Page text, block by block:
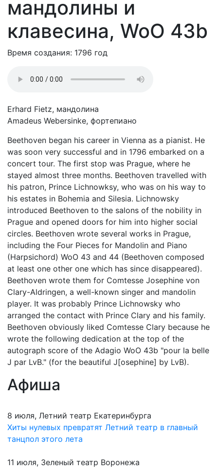
мандолины и
клавесина, WoO 43b
Время создания: 1796 год
Erhard Fietz, мандолина
Amadeus Webersinke, фортепиано
Beethoven began his career in Vienna as a pianist. He
was soon very successful and in 1796 embarked on a
concert tour. The first stop was Prague, where he
stayed almost three months. Beethoven travelled with
his patron, Prince Lichnowksy, who was on his way to
his estates in Bohemia and Silesia. Lichnowsky
introduced Beethoven to the salons of the nobility in
Prague and opened doors for him into higher social
circles. Beethoven wrote several works in Prague,
including the Four Pieces for Mandolin and Piano
(Harpsichord) WoO 43 and 44 (Beethoven composed
at least one other one which has since disappeared).
Beethoven wrote them for Comtesse Josephine von
Clary-Aldringen, a well-known singer and mandolin
player. It was probably Prince Lichnowsky who
arranged the contact with Prince Clary and his family.
Beethoven obviously liked Comtesse Clary because he
wrote the following dedication at the top of the
autograph score of the Adagio WoO 43b "pour la belle
J par LvB." (for the beautiful J[osephine] by LvB).
Афиша
8 июля, Летний театр Екатеринбурга
Хиты нулевых превратят Летний театр в главный
танцпол этого лета
11 июля, Зеленый театр Воронежа